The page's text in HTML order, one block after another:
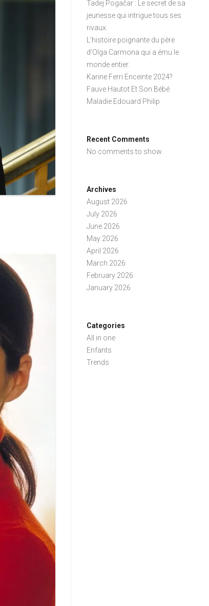
Tadej Pogačar : Le secret de sa
jeunesse qui intrigue tous ses
rivaux.
L’histoire poignante du père
d’Olga Carmona qui a ému le
monde entier.
Karine Ferri Enceinte 2024?
Fauve Hautot Et Son Bébé
Maladie Edouard Philip
Recent Comments
No comments to show.
Archives
August 2026
July 2026
June 2026
May 2026
April 2026
March 2026
February 2026
January 2026
Categories
All in one
Enfants
Trends